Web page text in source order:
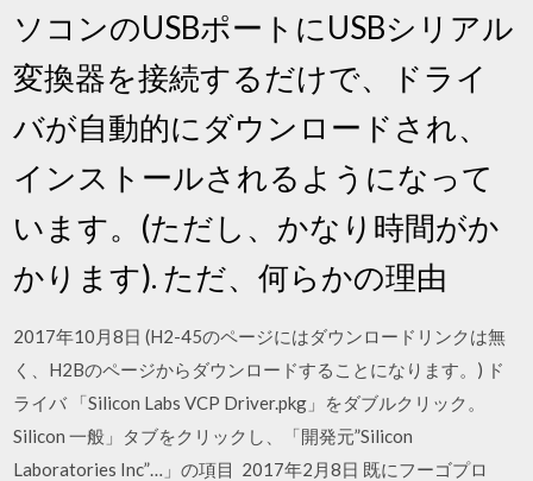
ソコンのUSBポートにUSBシリアル
変換器を接続するだけで、ドライ
バが自動的にダウンロードされ、
インストールされるようになって
います。(ただし、かなり時間がか
かります). ただ、何らかの理由
2017年10月8日 (H2-45のページにはダウンロードリンクは無
く、H2Bのページからダウンロードすることになります。) ド
ライバ 「Silicon Labs VCP Driver.pkg」をダブルクリック。
Silicon 一般」タブをクリックし、「開発元”Silicon
Laboratories Inc”…」の項目 2017年2月8日 既にフーゴプロ